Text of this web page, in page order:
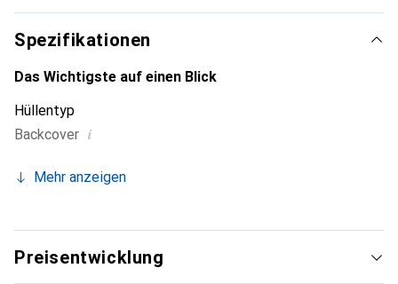
die Marke Noreve eine sichere Wahl für eine
anspruchsvolle Kundschaft.
Spezifikationen
Das Wichtigste auf einen Blick
Hüllentyp
Backcover i
Mehr anzeigen
Preisentwicklung